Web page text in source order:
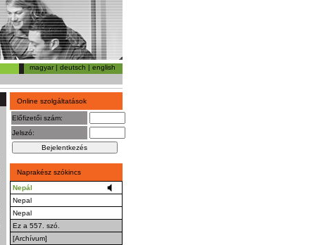
magyar| deutsch | english
Online szolgáltatások
Előfizetői szám:
Jelszó:
Naprakész szókincs
Nepál
Nepal
Nepal
Ez a 557. szó.
[Archívum]